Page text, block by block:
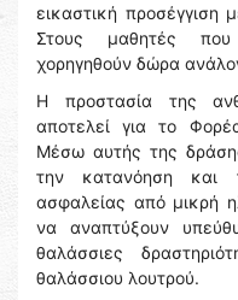
εικαστική προσέγγιση
Στους μαθητές που
χορηγηθούν δώρα
Η προστασία της
αποτελεί για το
Μέσω αυτής της
την κατανόηση και
ασφαλείας από μικρή
να αναπτύξουν
θαλάσσιες
θαλάσσιου λουτρού.